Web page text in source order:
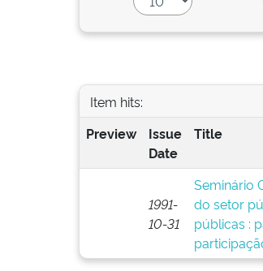
Item hits:
Preview
Issue
Date
Title
1991-
10-31
Seminário
do setor
públicas :